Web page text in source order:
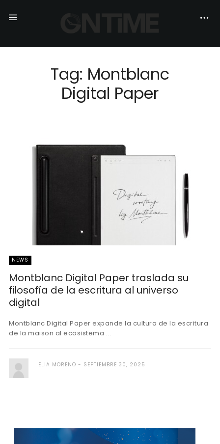
Tag: Montblanc
Digital Paper
NEWS
Montblanc Digital Paper traslada su
filosofía de la escritura al universo
digital
Montblanc Digital Paper expande la cultura de la escritura
de la maison al ecosistema ...
ELIA MORENO SEPTIEMBRE 30, 2025